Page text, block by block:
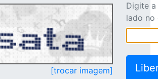
[trocar imagem]
Digite
lado no